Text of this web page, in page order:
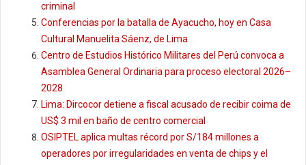
criminal
Conferencias por la batalla de Ayacucho, hoy en Casa
Cultural Manuelita Sáenz, de Lima
Centro de Estudios Histórico Militares del Perú convoca a
Asamblea General Ordinaria para proceso electoral 2026–
2028
Lima: Dircocor detiene a fiscal acusado de recibir coima de
US$ 3 mil en baño de centro comercial
OSIPTEL aplica multas récord por S/184 millones a
operadores por irregularidades en venta de chips y el